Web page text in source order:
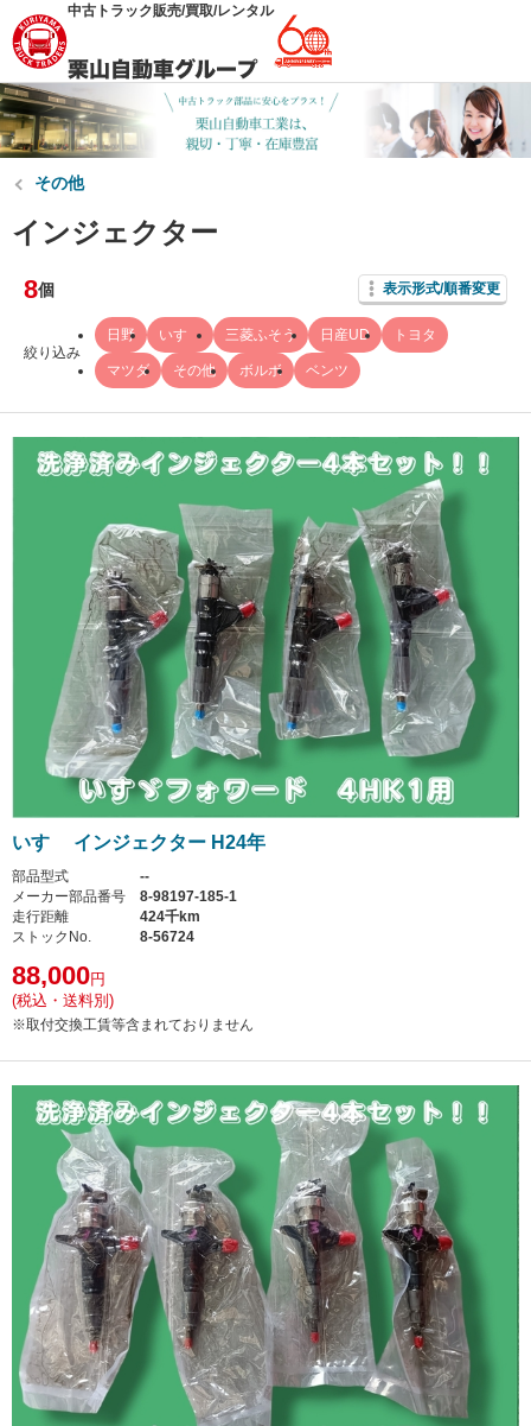
中古トラック販売/買取/レンタル
その他
インジェクター
8個 表示形式/順番変更
絞り込み
日野 いすゞ 三菱ふそう 日産UD トヨタ
マツダ その他 ボルボ ベンツ
いすゞ インジェクター H24年
部品型式
--
メーカー部品番号
8-98197-185-1
走行距離
424千km
ストックNo.
8-56724
88,000円
(税込・送料別)
※取付交換工賃等含まれておりません